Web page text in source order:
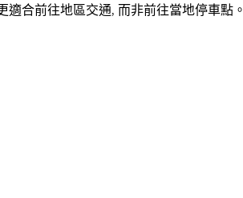
適合前往地區交通, 而非前往當地停車點。